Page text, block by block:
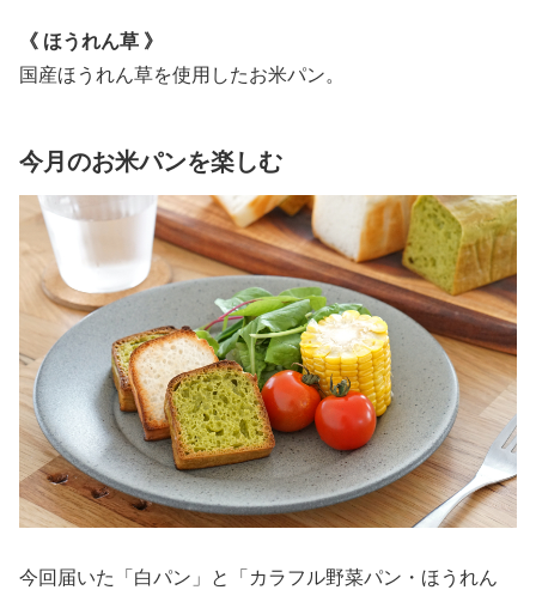
《 ほうれん草 》
国産ほうれん草を使用したお米パン。
今月のお米パンを楽しむ
今回届いた「白パン」と「カラフル野菜パン・ほうれん